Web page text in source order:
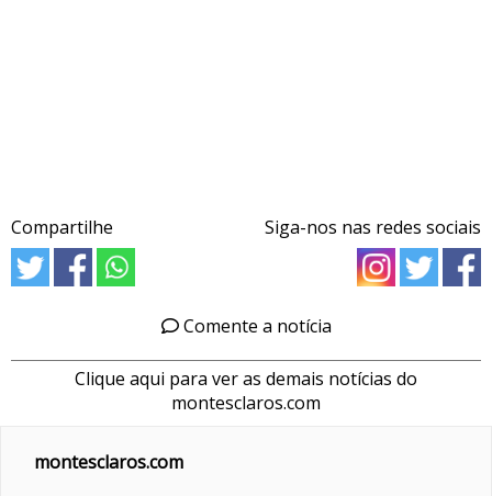
Compartilhe Siga-nos nas redes sociais
Comente a notícia
Clique aqui para ver as demais notícias do
montesclaros.com
montesclaros.com